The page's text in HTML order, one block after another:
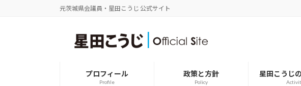
元茨城県会議員・星田こうじ 公式サイト
プロフィール
Profile
政策と方針
Policy
星田こうじ